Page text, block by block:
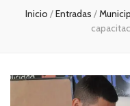
Inicio /Entradas /